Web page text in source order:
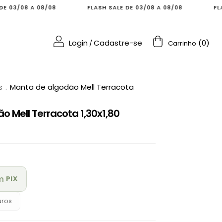
FLASH SALE DE 03/08 A 08/08 FLASH SALE DE
Login /Cadastre-se Carrinho (0)
. Manta de algodão Mell Terracota
Mell Terracota 1,30x1,80
PIX